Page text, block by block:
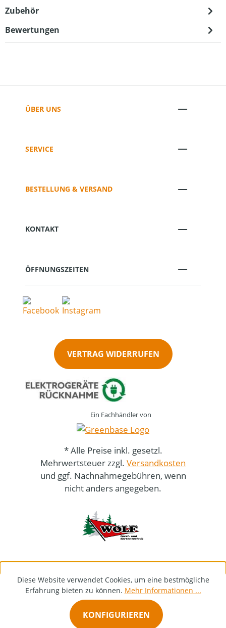
Zubehör
Bewertungen
ÜBER UNS
SERVICE
BESTELLUNG & VERSAND
KONTAKT
ÖFFNUNGSZEITEN
VERTRAG WIDERRUFEN
Ein Fachhändler von
* Alle Preise inkl. gesetzl.
Mehrwertsteuer zzgl. Versandkosten
und ggf. Nachnahmegebühren, wenn
nicht anders angegeben.
Diese Website verwendet Cookies, um eine bestmögliche
Erfahrung bieten zu können. Mehr Informationen ...
KONFIGURIEREN